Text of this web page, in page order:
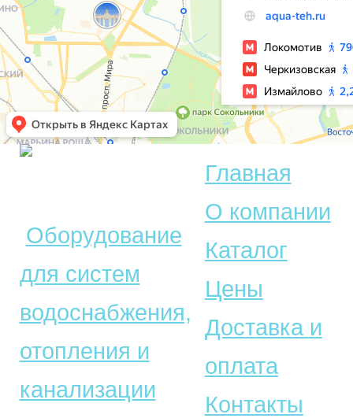
Оборудование
для систем
водоснабжения,
отопления и
канализации
Главная
О компании
Каталог
Цены
Доставка и
оплата
Контакты